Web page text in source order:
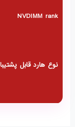
NVDIMM rank
نوع هارد قابل